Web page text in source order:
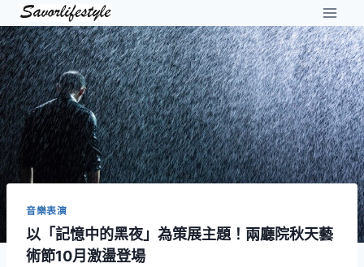
Skip
to
content
音樂表演
以「記憶中的黑夜」為策展主題！兩廳院秋天藝
術節10月激盪登場